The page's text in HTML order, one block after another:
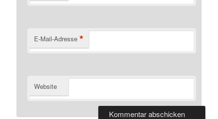
E-Mail-Adresse *
Website